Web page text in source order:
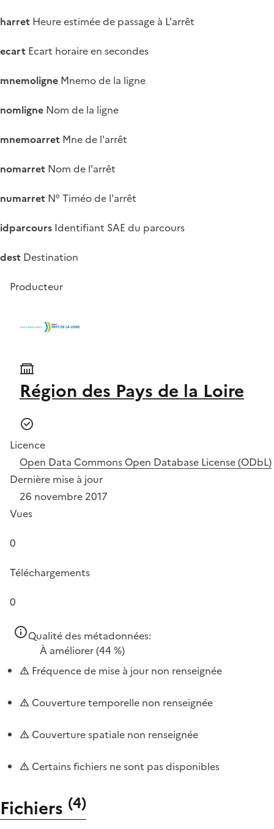
harret Heure estimée de passage à L'arrêt
ecart Ecart horaire en secondes
mnemoligne Mnemo de la ligne
nomligne Nom de la ligne
mnemoarret Mne de l'arrêt
nomarret Nom de l'arrêt
numarret N° Timéo de l'arrêt
idparcours Identifiant SAE du parcours
dest Destination
Producteur
Région des Pays de la Loire
Licence
Open Data Commons Open Database License (ODbL)
Dernière mise à jour
26 novembre 2017
Vues
0
Téléchargements
0
Qualité des métadonnées:
À améliorer(44 %)
Fréquence de mise à jour non renseignée
Couverture temporelle non renseignée
Couverture spatiale non renseignée
Certains fichiers ne sont pas disponibles
Fichiers (4)